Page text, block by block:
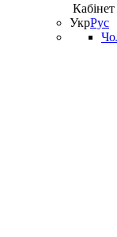
Кабінет
УкрРус